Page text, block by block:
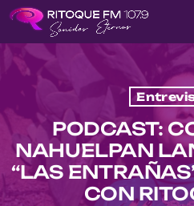
PODCAST:
NAHUELPAN
“LAS
CON